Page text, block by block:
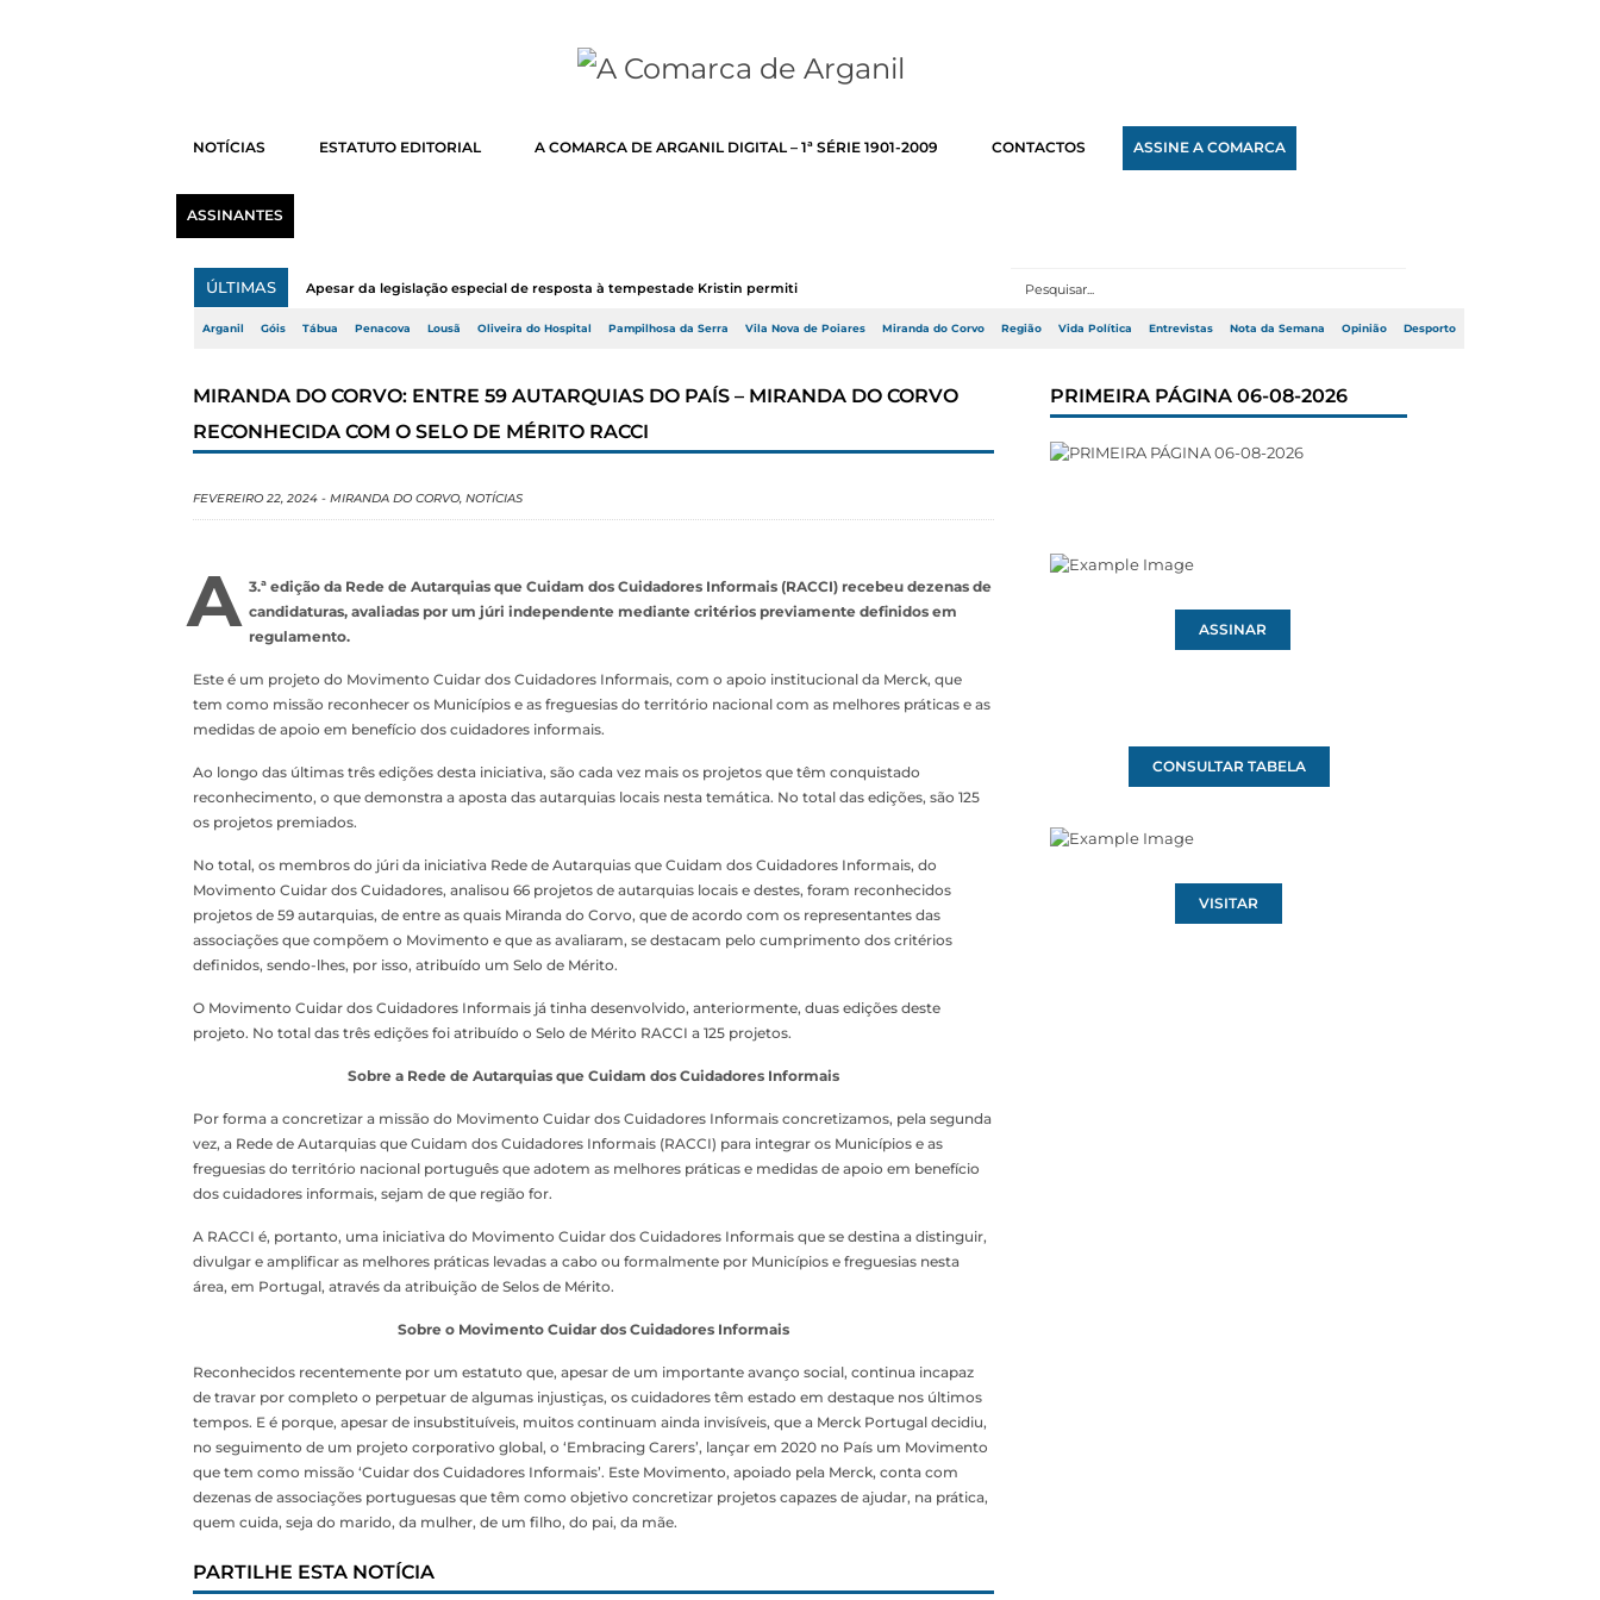
NOTÍCIAS ESTATUTO EDITORIAL A COMARCA DE ARGANIL DIGITAL – 1ª SÉRIE 1901-2009 CONTACTOS ASSINE A COMARCA
ASSINANTES
ÚLTIMAS Apesar da legislação especial de resposta à tempestade Kristin permitir a adj...
Arganil Góis Tábua Penacova Lousã Oliveira do Hospital Pampilhosa da Serra Vila Nova de Poiares Miranda do Corvo Região Vida Política Entrevistas Nota da Semana Opinião Desporto
MIRANDA DO CORVO: ENTRE 59 AUTARQUIAS DO PAÍS – MIRANDA DO CORVO
RECONHECIDA COM O SELO DE MÉRITO RACCI
FEVEREIRO 22, 2024 - MIRANDA DO CORVO, NOTÍCIAS
A 3.ª edição da Rede de Autarquias que Cuidam dos Cuidadores Informais (RACCI) recebeu dezenas de
candidaturas, avaliadas por um júri independente mediante critérios previamente definidos em
regulamento.
Este é um projeto do Movimento Cuidar dos Cuidadores Informais, com o apoio institucional da Merck, que
tem como missão reconhecer os Municípios e as freguesias do território nacional com as melhores práticas e as
medidas de apoio em benefício dos cuidadores informais.
Ao longo das últimas três edições desta iniciativa, são cada vez mais os projetos que têm conquistado
reconhecimento, o que demonstra a aposta das autarquias locais nesta temática. No total das edições, são 125
os projetos premiados.
No total, os membros do júri da iniciativa Rede de Autarquias que Cuidam dos Cuidadores Informais, do
Movimento Cuidar dos Cuidadores, analisou 66 projetos de autarquias locais e destes, foram reconhecidos
projetos de 59 autarquias, de entre as quais Miranda do Corvo, que de acordo com os representantes das
associações que compõem o Movimento e que as avaliaram, se destacam pelo cumprimento dos critérios
definidos, sendo-lhes, por isso, atribuído um Selo de Mérito.
O Movimento Cuidar dos Cuidadores Informais já tinha desenvolvido, anteriormente, duas edições deste
projeto. No total das três edições foi atribuído o Selo de Mérito RACCI a 125 projetos.
Sobre a Rede de Autarquias que Cuidam dos Cuidadores Informais
Por forma a concretizar a missão do Movimento Cuidar dos Cuidadores Informais concretizamos, pela segunda
vez, a Rede de Autarquias que Cuidam dos Cuidadores Informais (RACCI) para integrar os Municípios e as
freguesias do território nacional português que adotem as melhores práticas e medidas de apoio em benefício
dos cuidadores informais, sejam de que região for.
A RACCI é, portanto, uma iniciativa do Movimento Cuidar dos Cuidadores Informais que se destina a distinguir,
divulgar e amplificar as melhores práticas levadas a cabo ou formalmente por Municípios e freguesias nesta
área, em Portugal, através da atribuição de Selos de Mérito.
Sobre o Movimento Cuidar dos Cuidadores Informais
Reconhecidos recentemente por um estatuto que, apesar de um importante avanço social, continua incapaz
de travar por completo o perpetuar de algumas injustiças, os cuidadores têm estado em destaque nos últimos
tempos. E é porque, apesar de insubstituíveis, muitos continuam ainda invisíveis, que a Merck Portugal decidiu,
no seguimento de um projeto corporativo global, o ‘Embracing Carers’, lançar em 2020 no País um Movimento
que tem como missão ‘Cuidar dos Cuidadores Informais’. Este Movimento, apoiado pela Merck, conta com
dezenas de associações portuguesas que têm como objetivo concretizar projetos capazes de ajudar, na prática,
quem cuida, seja do marido, da mulher, de um filho, do pai, da mãe.
PARTILHE ESTA NOTÍCIA
PRIMEIRA PÁGINA 06-08-2026
ASSINAR
CONSULTAR TABELA
VISITAR